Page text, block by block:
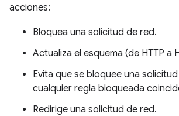
acciones:
Bloquea una solicitud de red.
Actualiza el esquema (de HTTP a
Evita que se bloquee una
cualquier regla bloqueada
Redirige una solicitud de red.